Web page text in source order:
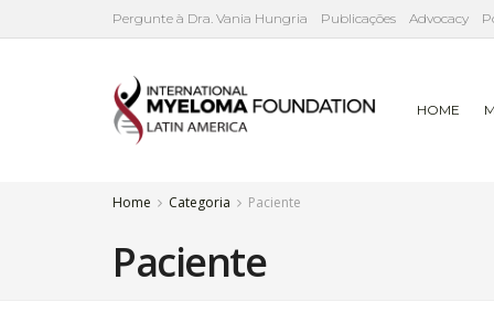
Pergunte à Dra. Vania Hungria Publicações Advocacy
HOME
Home Categoria Paciente
Paciente